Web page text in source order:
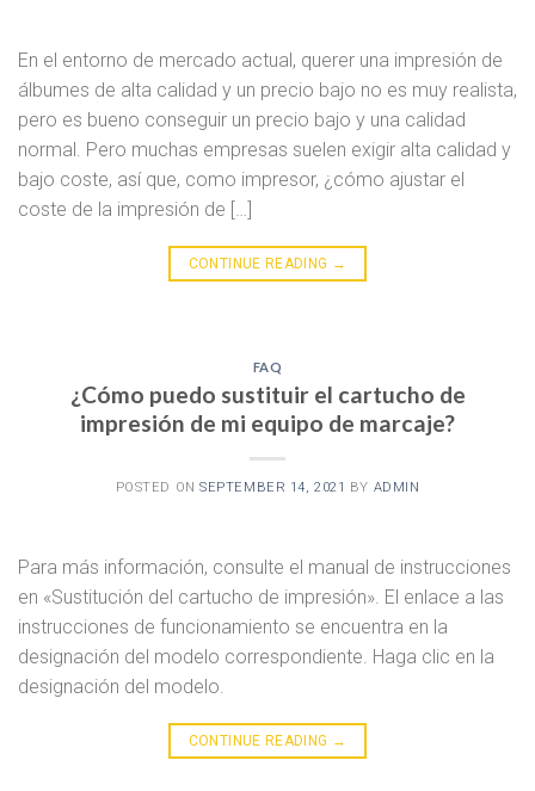
En el entorno de mercado actual, querer una impresión de
álbumes de alta calidad y un precio bajo no es muy realista,
pero es bueno conseguir un precio bajo y una calidad
normal. Pero muchas empresas suelen exigir alta calidad y
bajo coste, así que, como impresor, ¿cómo ajustar el
coste de la impresión de […]
CONTINUE READING →
FAQ
¿Cómo puedo sustituir el cartucho de
impresión de mi equipo de marcaje?
POSTED ONSEPTEMBER 14, 2021 BY ADMIN
Para más información, consulte el manual de instrucciones
en «Sustitución del cartucho de impresión». El enlace a las
instrucciones de funcionamiento se encuentra en la
designación del modelo correspondiente. Haga clic en la
designación del modelo.
CONTINUE READING →